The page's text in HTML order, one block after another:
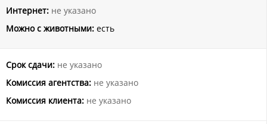
Интернет: не указано
Можно с животными: есть
Срок сдачи: не указано
Комиссия агентства: не указано
Комиссия клиента: не указано